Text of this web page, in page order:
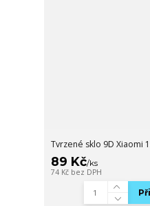
Tvrzené sklo 9D Xiaomi
89 Kč/ks
74 Kč bez DPH